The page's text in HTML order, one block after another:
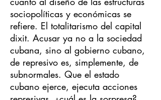
sociopolíticas y económicas se
refiere. El totalitarismo del capital
dixit. Acusar ya no a la sociedad
cubana, sino al gobierno cubano,
de represivo es, simplemente, de
subnormales. Que el estado
cubano ejerce, ejecuta acciones